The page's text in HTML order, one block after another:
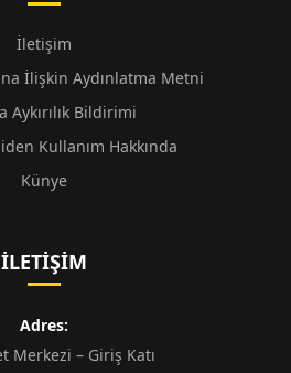
İletişim
İlişkin Aydınlatma Metni
Aykırılık Bildirimi
Kullanım Hakkında
Künye
İLETIŞIM
Adres:
Merkezi – Giriş Katı